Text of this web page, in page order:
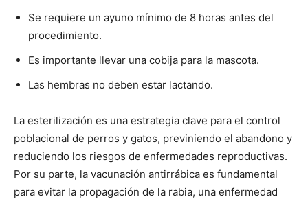
Se requiere un ayuno mínimo de 8 horas antes del
procedimiento.
Es importante llevar una cobija para la mascota.
Las hembras no deben estar lactando.
La esterilización es una estrategia clave para el control
poblacional de perros y gatos, previniendo el abandono y
reduciendo los riesgos de enfermedades reproductivas.
Por su parte, la vacunación antirrábica es fundamental
para evitar la propagación de la rabia, una enfermedad